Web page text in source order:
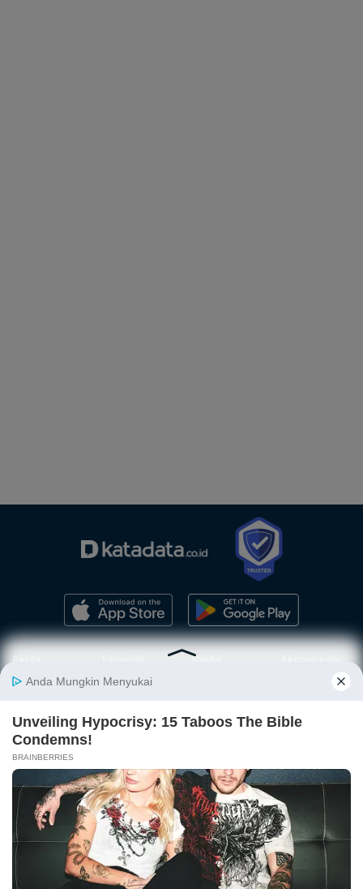
Nasional
Energi
Makro
Korporasi
Digital
Gadget
Istilah
Ekonomi
Hijau
Energi Baru
Ekonomi
Sirkular
Investasi
Jurnalisme
Data
Infografik
Analisis
Cek Data
In-Depth &
Opini
Telaah
Opini
Wawancara
Laporan
Khusus
Video
News
Wawancara
Katalogue
Foto
Podcast